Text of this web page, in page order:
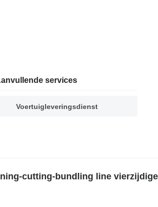
services
Voertuigleveringsdienst
cutting-bundling line vierzijdige